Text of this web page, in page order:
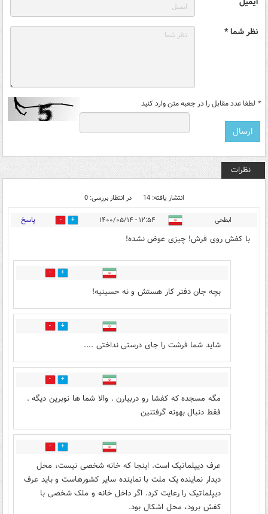
نظر شما *
* لطفا عدد مقابل را در جعبه متن وارد کنید
نظرات
انتشار یافته: 14 در انتظار بررسی: 0
ابطحی ۱۲:۵۴ - ۱۴۰۰/۰۵/۱۴ 7 پاسخ
با کفش روی فرش! چیزی عوض نشده!
19
بچه جان دفتر کار هستش و نه حسینیه!
5
شاید شما فرشت را جای درستی نداختی ....
16
مگه مسجده که کفشا رو دربیارن . والا شما ها نوبرین دیگه .
فقط دنبال بهونه گرفتنین
8
عرف دیپلماتیک است. اینجا که خانه شخصی نیست، محل
دیدار نماینده یک ملت با نماینده سایر کشورهاست و باید عرف
دیپلماتیک را رعایت کرد. اگر داخل خانه و ملک شخصی با
کفش برود، محل اشکال بود.